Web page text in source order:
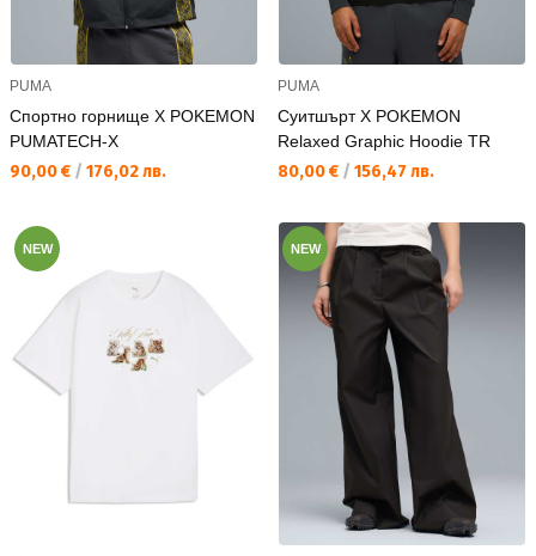
PUMA
Спортно горнище X POKEMON
PUMATECH-X
Текуща цена:
90,00 € / 176,02 лв.
PUMA
Суитшърт X POKEMON
Relaxed Graphic Hoodie TR
Текуща цена:
80,00 € / 156,47 лв.
NEW NEW